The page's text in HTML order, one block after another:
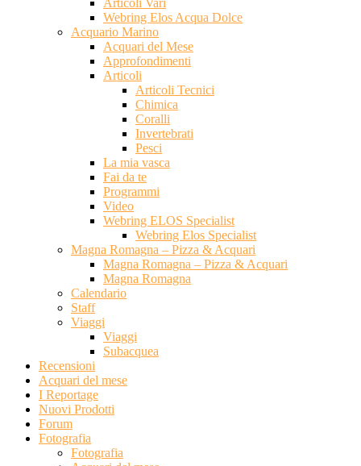
Articoli Vari
Webring Elos Acqua Dolce
Acquario Marino
Acquari del Mese
Approfondimenti
Articoli
Articoli Tecnici
Chimica
Coralli
Invertebrati
Pesci
La mia vasca
Fai da te
Programmi
Video
Webring ELOS Specialist
Webring Elos Specialist
Magna Romagna – Pizza & Acquari
Magna Romagna – Pizza & Acquari
Magna Romagna
Calendario
Staff
Viaggi
Viaggi
Subacquea
Recensioni
Acquari del mese
I Reportage
Nuovi Prodotti
Forum
Fotografia
Fotografia